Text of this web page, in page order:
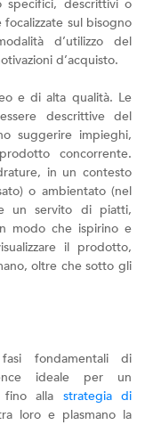
descrittivi o
sul bisogno
d’utilizzo del
d’acquisto.
e di alta qualità. Le
descrittive del
suggerire impieghi,
concorrente.
in un contesto
o ambientato (nel
un servito di piatti,
modo che ispirino e
il prodotto,
oltre che sotto gli
fondamentali di
ideale per un
fino alla strategia di
loro e plasmano la